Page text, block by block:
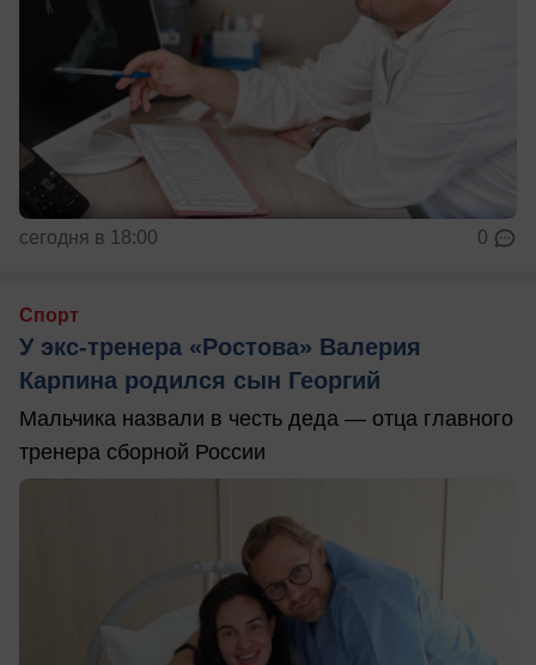
сегодня в 18:00 0
Спорт
У экс-тренера «Ростова» Валерия
Карпина родился сын Георгий
Мальчика назвали в честь деда — отца главного
тренера сборной России